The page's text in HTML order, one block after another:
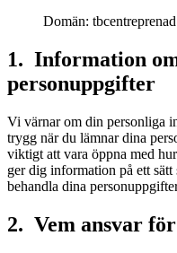
Domän:
1. Information
personuppgifter
Vi värnar om din personliga
trygg när du lämnar dina
viktigt att vara öppna med
ger dig information på ett
behandla dina
2. Vem ansvar